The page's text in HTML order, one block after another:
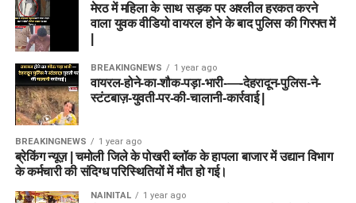
मेरठ में महिला के साथ सड़क पर अश्लील हरकत करने
वाला युवक वीडियो वायरल होने के बाद पुलिस की गिरफ्त में
BREAKINGNEWS 1 year ago
वायरल-होने-का-शौक-पड़ा-भारी-—-देहरादून-पुलिस-ने-
स्टंटबाज़-युवती-पर-की-चालानी-कार्रवाई |
BREAKINGNEWS 1 year ago
ब्रेकिंग न्यूज़ | चमोली जिले के पोखरी ब्लॉक के हापला बाजार में उद्यान विभाग
के कर्मचारी की संदिग्ध परिस्थितियों में मौत हो गई।
NAINITAL 1 year ago